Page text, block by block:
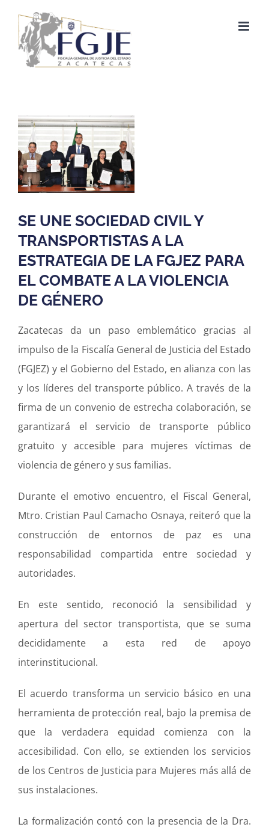
contenido
Ver
imagen
más
grande
SE UNE SOCIEDAD CIVIL Y
TRANSPORTISTAS A LA
ESTRATEGIA DE LA FGJEZ PARA
EL COMBATE A LA VIOLENCIA
DE GÉNERO
Zacatecas da un paso emblemático gracias al
impulso de la Fiscalía General de Justicia del Estado
(FGJEZ) y el Gobierno del Estado, en alianza con las
y los líderes del transporte público. A través de la
firma de un convenio de estrecha colaboración, se
garantizará el servicio de transporte público
gratuito y accesible para mujeres víctimas de
violencia de género y sus familias.
Durante el emotivo encuentro, el Fiscal General,
Mtro. Cristian Paul Camacho Osnaya, reiteró que la
construcción de entornos de paz es una
responsabilidad compartida entre sociedad y
autoridades.
En este sentido, reconoció la sensibilidad y
apertura del sector transportista, que se suma
decididamente a esta red de apoyo
interinstitucional.
El acuerdo transforma un servicio básico en una
herramienta de protección real, bajo la premisa de
que la verdadera equidad comienza con la
accesibilidad. Con ello, se extienden los servicios
de los Centros de Justicia para Mujeres más allá de
sus instalaciones.
La formalización contó con la presencia de la Dra.